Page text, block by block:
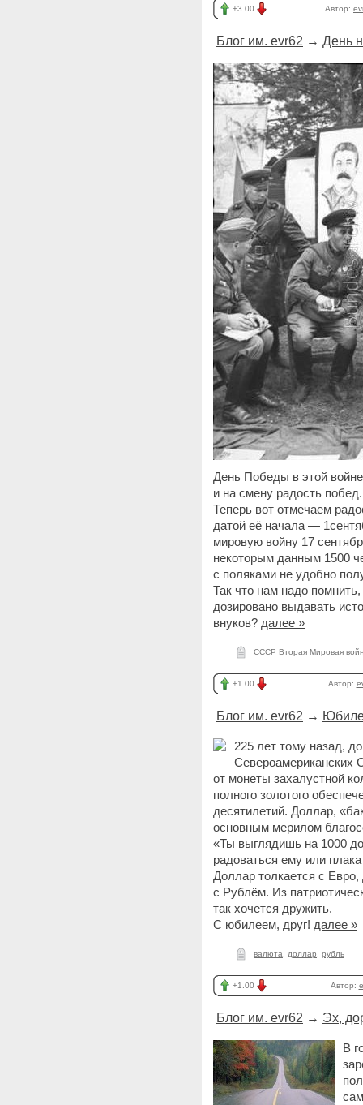
+3.00 Автор:
Блог им. evr62 → День
День Победы в этой
и на смену радость побед.
Теперь вот отмечаем
датой её начала —
мировую войну 17
некоторым данным 1500
с поляками не удобно
Так что нам надо
дозировано выдавать
внуков? далее »
СССР Вторая Мировая
+1.00 Автор:
Блог им. evr62 →
225 лет тому назад,
Североамериканских
от монеты захалустной
полного золотого
десятилетий. Доллар,
основным мерилом
«Ты выглядишь на 1000
радоваться ему или
Доллар толкается с
с Рублём. Из
так хочется дружить.
С юбилеем, друг! далее »
валюта доллар рубль
+1.00 Автор:
Блог им. evr62 → Эх,
В